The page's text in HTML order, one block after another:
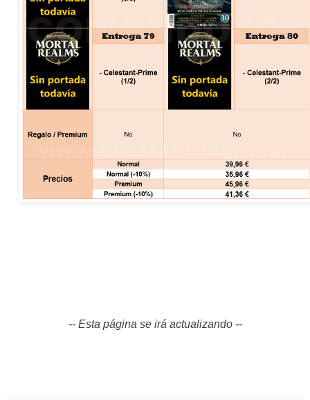
-- Esta página se irá actualizando --